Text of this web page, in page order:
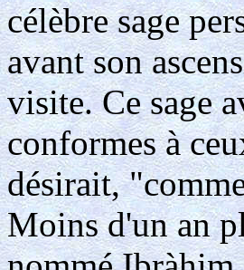
célèbre sage
avant son
visite. Ce sage
conformes à
désirait,
Moins d'un an